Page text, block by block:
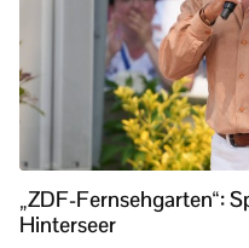
„ZDF-Fernsehgarten“:
Hinterseer